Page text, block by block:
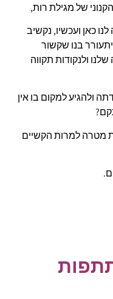
של מגילת רות,
כאן ועכשיו, נקשיב
יתעורר בנו שקשור
ולנקודות תקווה
ולהגיע למקום בו אין
מטרה למרות הקשיים